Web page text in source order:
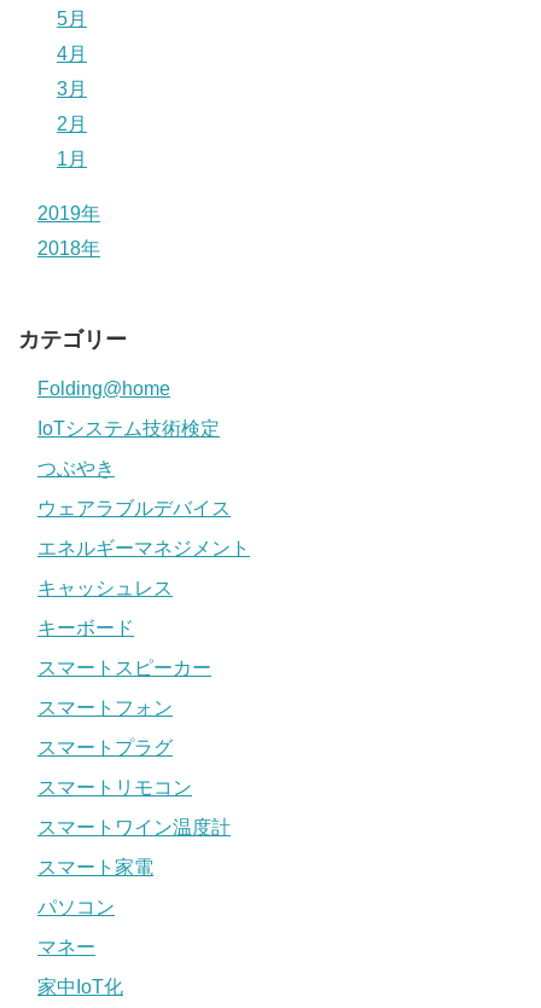
5月
4月
3月
2月
1月
2019年
2018年
カテゴリー
Folding@home
IoTシステム技術検定
つぶやき
ウェアラブルデバイス
エネルギーマネジメント
キャッシュレス
キーボード
スマートスピーカー
スマートフォン
スマートプラグ
スマートリモコン
スマートワイン温度計
スマート家電
パソコン
マネー
家中IoT化